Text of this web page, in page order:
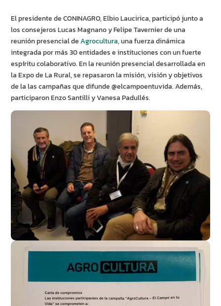
El presidente de CONINAGRO, Elbio Laucirica, participó junto a
los consejeros Lucas Magnano y Felipe Tavernier de una
reunión presencial deAgrocultura, una fuerza dinámica
integrada por más 30 entidades e instituciones con un fuerte
espíritu colaborativo. En la reunión presencial desarrollada en
la Expo de La Rural, se repasaron la misión, visión y objetivos
de la las campañas que difunde @elcampoentuvida. Además,
participaron Enzo Santilli y Vanesa Padullés.